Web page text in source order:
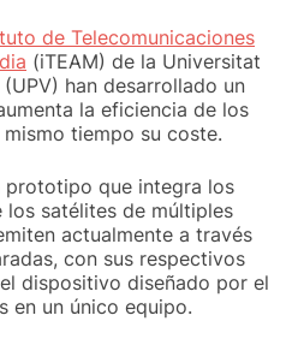
de Telecomunicaciones
(iTEAM) de la Universitat
han desarrollado un
la eficiencia de los
tiempo su coste.
prototipo que integra los
satélites de múltiples
actualmente a través
con sus respectivos
dispositivo diseñado por el
en un único equipo.